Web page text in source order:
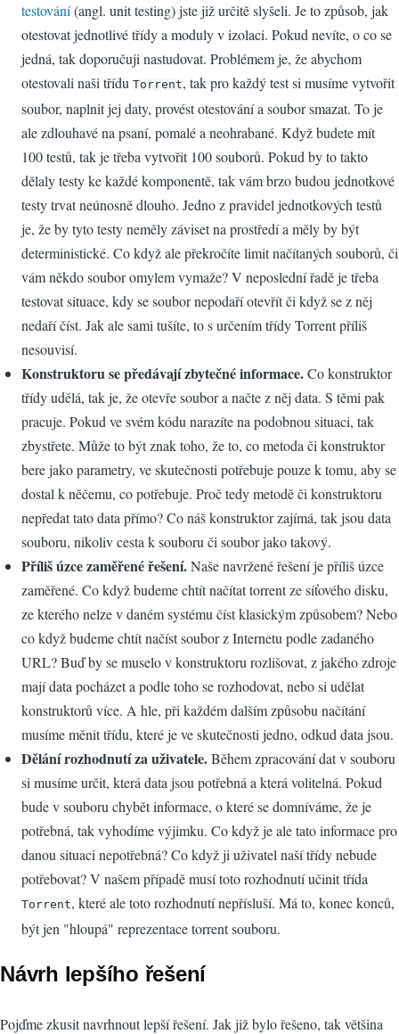
testování(angl. unit testing) jste již určitě slyšeli. Je to způsob, jak
otestovat jednotlivé třídy a moduly v izolaci. Pokud nevíte, o co se
jedná, tak doporučuji nastudovat. Problémem je, že abychom
otestovali naši třídu Torrent, tak pro každý test si musíme vytvořit
soubor, naplnit jej daty, provést otestování a soubor smazat. To je
ale zdlouhavé na psaní, pomalé a neohrabané. Když budete mít
100 testů, tak je třeba vytvořit 100 souborů. Pokud by to takto
dělaly testy ke každé komponentě, tak vám brzo budou jednotkové
testy trvat neúnosně dlouho. Jedno z pravidel jednotkových testů
je, že by tyto testy neměly záviset na prostředí a měly by být
deterministické. Co když ale překročíte limit načítaných souborů, či
vám někdo soubor omylem vymaže? V neposlední řadě je třeba
testovat situace, kdy se soubor nepodaří otevřít či když se z něj
nedaří číst. Jak ale sami tušíte, to s určením třídy Torrent příliš
nesouvisí.
Konstruktoru se předávají zbytečné informace.Co konstruktor
třídy udělá, tak je, že otevře soubor a načte z něj data. S těmi pak
pracuje. Pokud ve svém kódu narazíte na podobnou situaci, tak
zbystřete. Může to být znak toho, že to, co metoda či konstruktor
bere jako parametry, ve skutečnosti potřebuje pouze k tomu, aby se
dostal k něčemu, co potřebuje. Proč tedy metodě či konstruktoru
nepředat tato data přímo? Co náš konstruktor zajímá, tak jsou data
souboru, nikoliv cesta k souboru či soubor jako takový.
Příliš úzce zaměřené řešení.Naše navržené řešení je příliš úzce
zaměřené. Co když budeme chtít načítat torrent ze síťového disku,
ze kterého nelze v daném systému číst klasickým způsobem? Nebo
co když budeme chtít načíst soubor z Internetu podle zadaného
URL? Buď by se muselo v konstruktoru rozlišovat, z jakého zdroje
mají data pocházet a podle toho se rozhodovat, nebo si udělat
konstruktorů více. A hle, při každém dalším způsobu načítání
musíme měnit třídu, které je ve skutečnosti jedno, odkud data jsou.
Dělání rozhodnutí za uživatele.Během zpracování dat v souboru
si musíme určit, která data jsou potřebná a která volitelná. Pokud
bude v souboru chybět informace, o které se domníváme, že je
potřebná, tak vyhodíme výjimku. Co když je ale tato informace pro
danou situaci nepotřebná? Co když ji uživatel naší třídy nebude
potřebovat? V našem případě musí toto rozhodnutí učinit třída
Torrent, které ale toto rozhodnutí nepřísluší. Má to, konec konců,
být jen "hloupá" reprezentace torrent souboru.
Návrh lepšího řešení
Pojďme zkusit navrhnout lepší řešení. Jak již bylo řešeno, tak většina